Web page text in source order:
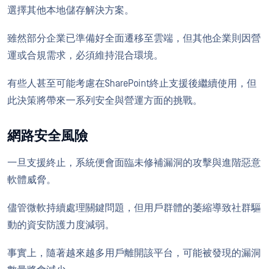
選擇其他本地儲存解決方案。
雖然部分企業已準備好全面遷移至雲端，但其他企業則因營
運或合規需求，必須維持混合環境。
有些人甚至可能考慮在SharePoint終止支援後繼續使用，但
此決策將帶來一系列安全與營運方面的挑戰。
網路安全風險
一旦支援終止，系統便會面臨未修補漏洞的攻擊與進階惡意
軟體威脅。
儘管微軟持續處理關鍵問題，但用戶群體的萎縮導致社群驅
動的資安防護力度減弱。
事實上，隨著越來越多用戶離開該平台，可能被發現的漏洞